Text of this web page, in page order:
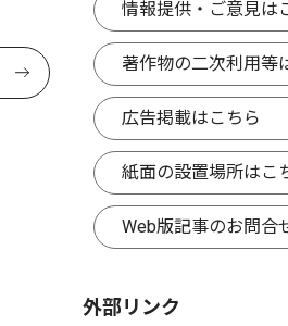
情報提供・ご意見は
著作物の二次利用等
広告掲載はこちら
紙面の設置場所はこ
Web版記事のお問合
外部リンク